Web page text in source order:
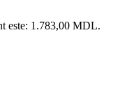
este: 1.783,00 MDL.